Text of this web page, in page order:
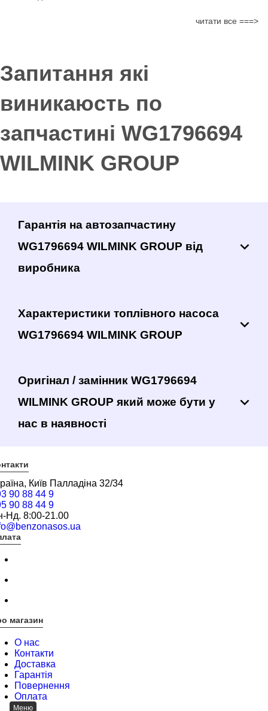
читати все ===>
Запитання які
виникаюсть по
запчастині WG1796694
WILMINK GROUP
Гарантія на автозапчастину
WG1796694 WILMINK GROUP від
виробника
Характеристики топлівного насоса
WG1796694 WILMINK GROUP
Оригінал / замінник WG1796694
WILMINK GROUP який може бути у
нас в наявності
Київ Палладіна 32/34
90 88 44 9
90 88 44 9
Нд. 8:00-21.00
магазин
О нас
Контакти
Доставка
Гарантія
Повернення
Оплата
Меню